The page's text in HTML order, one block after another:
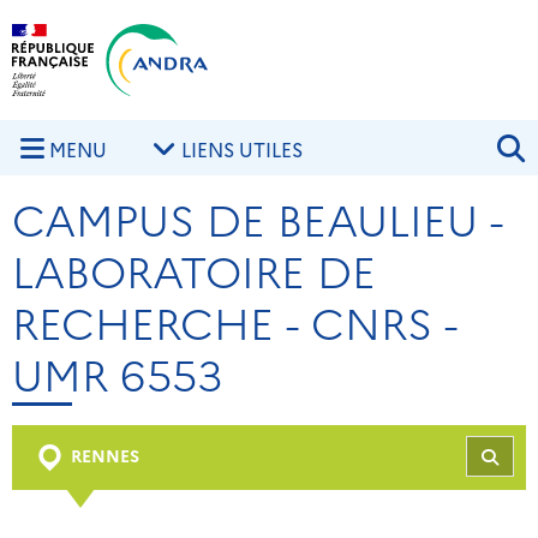
Aller au contenu principal
MENU LIENS UTILES
CAMPUS DE BEAULIEU -
LABORATOIRE DE
RECHERCHE - CNRS -
UMR 6553
RENNES